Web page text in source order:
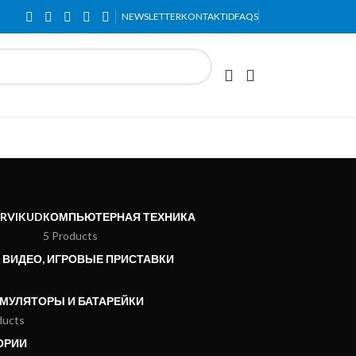
NEWSLETTERKONTAKTIDFAQS
КОМПЬЮТЕРНАЯ ТЕХНИКА
5 Products
ВИДЕО, ИГРОВЫЕ ПРИСТАВКИ
И БАТАРЕЙКИ